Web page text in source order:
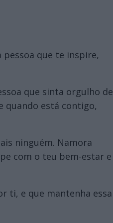
pessoa que te inspire,
que sinta orgulho de
quando está contigo,
ninguém. Namora
com o teu bem-estar e
ti, e que mantenha essa